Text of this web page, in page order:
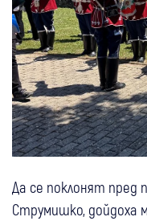
Да се поклонят пред
Струмишко, дойдоха